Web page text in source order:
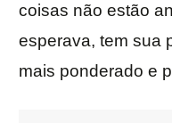
coisas não estão
esperava, tem sua
mais ponderado e